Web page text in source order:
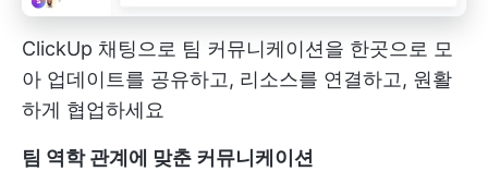
ClickUp 채팅으로 팀 커뮤니케이션을 한곳으로 모
아 업데이트를 공유하고, 리소스를 연결하고, 원활
하게 협업하세요
팀 역학 관계에 맞춘 커뮤니케이션